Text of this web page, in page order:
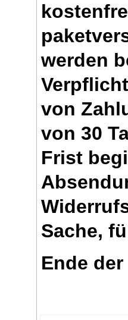
werden
von
von 30
Frist
Sache,
Ende